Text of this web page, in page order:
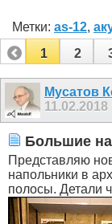
Метки: as-12,
1
2
Мусатов
11.02.2018
Большие
Представляю
напольники в
полосы. Детали